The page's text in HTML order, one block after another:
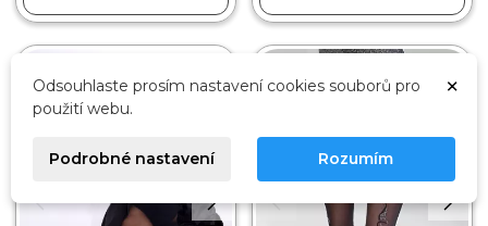
×
Odsouhlaste prosím nastavení cookies souborů pro
použití webu.
Podrobné nastavení Rozumím